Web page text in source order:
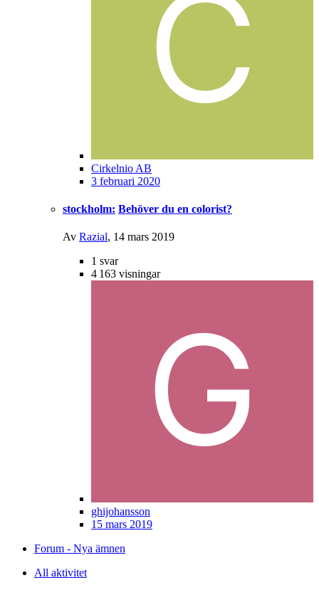
Cirkelnio AB
3 februari 2020
stockholm: Behöver du en colorist?
Av Razial, 14 mars 2019
1 svar
4 163 visningar
ghijohansson
15 mars 2019
Forum - Nya ämnen
All aktivitet